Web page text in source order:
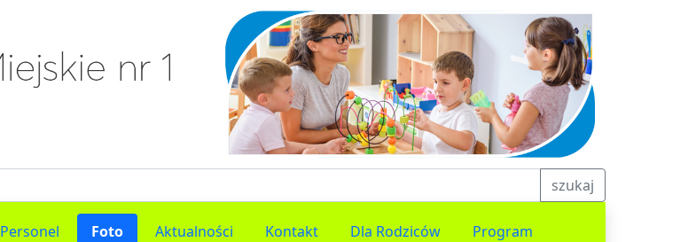
szukaj
Personel Foto Aktualności Kontakt Dla Rodziców Program